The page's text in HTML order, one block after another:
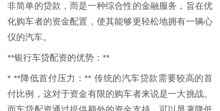
非简单的贷款，而是一种综合性的金融服务，旨在优
化购车者的资金配置，使其能够更轻松地拥有一辆心
仪的汽车。
**银行车贷配资的优势：**
* **降低首付压力：** 传统的汽车贷款需要较高的首
付比例，这对于资金有限的购车者来说是一大挑战。